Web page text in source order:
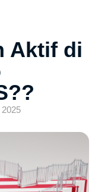
Aktif di